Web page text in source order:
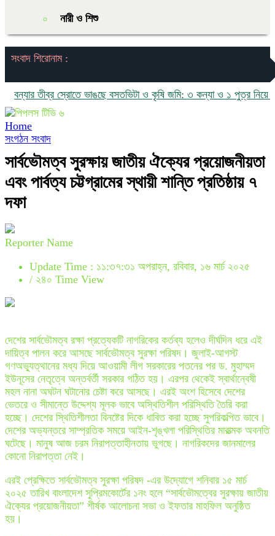
নারী ও শিশু
সংবাদ শিরোনাম :
তীব্র স্রোতে ভাঙছে বসতভিটা ও কৃষি জমি: ৩ কন্যা ও ১ পুত্র নিয়ে চরম
Home
সংগঠন সংবাদ
সার্বভৌমত্ব সুরক্ষায় জাতীয় ঐক্যের প্রয়োজনীয়তা
এবং পার্বত্য চট্টগ্রামের স্থায়ী শান্তি প্রতিষ্ঠায় ৭
দফা
Reporter Name
Update Time : ১১:৩৭:৩১ অপরাহ্ন, রবিবার, ১৬ মার্চ ২০২৫
/ ২৪০ Time View
দেশের সার্বভৌমত্ব রক্ষা প্রত্যেকটি নাগরিকের কর্তব্য হলেও দীর্ঘদিন ধরে এই
দায়িত্ব পালন করে আসছে সার্বভৌমত্ব সুরক্ষা পরিষদ। জুলাই-আগস্ট
গণঅভ্যুত্থানের মধ্য দিয়ে আওয়ামী লীগ সরকারের পতনের পর ড. মুহাম্মদ
ইউনূসের নেতৃত্বে অন্তর্বর্তী সরকার গঠিত হয়। এরপর থেকেই স্বার্থান্বেষী
মহল নানা অঘটন ঘটানোর চেষ্টা করে আসছে। এরই অংশ হিসেবে দেশের
ভেতরে ও সীমান্তে উদ্দেশ্য মূলক ভাবে অস্থিতিশীল পরিস্থিতি তৈরি করা
হচ্ছে। দেশের স্থিতিশীলতা বিনষ্টের দিকে ধাবিত করা হচ্ছে সুপরিকল্পিত ভাবে।
দেশের অভ্যন্তরে সাম্প্রতিক সময়ে আইন-শৃঙ্খলা পরিস্থিতির মারাত্মক অবনতি
ঘটেছে। মানুষ আজ চরম নিরাপত্তাহীনতায় ভুগছে। নাগরিকদের জানমালের
কোনো নিরাপত্তা নেই।
এরই প্রেক্ষিতে সার্বভৌমত্ব সুরক্ষা পরিষদ -এর উদ্যোগে শনিবার ১৫ মার্চ
২০২৫ তারিখ বাংলাদেশ সুপ্রিমকোর্টের ১নং হলে “সার্বভৌমত্বের সুরক্ষায় জাতীয়
ঐক্যের প্রয়োজনীয়তা” শীর্ষক আলোচনা সভা ও ইফতার মাহফিল অনুষ্ঠিত
হয়।